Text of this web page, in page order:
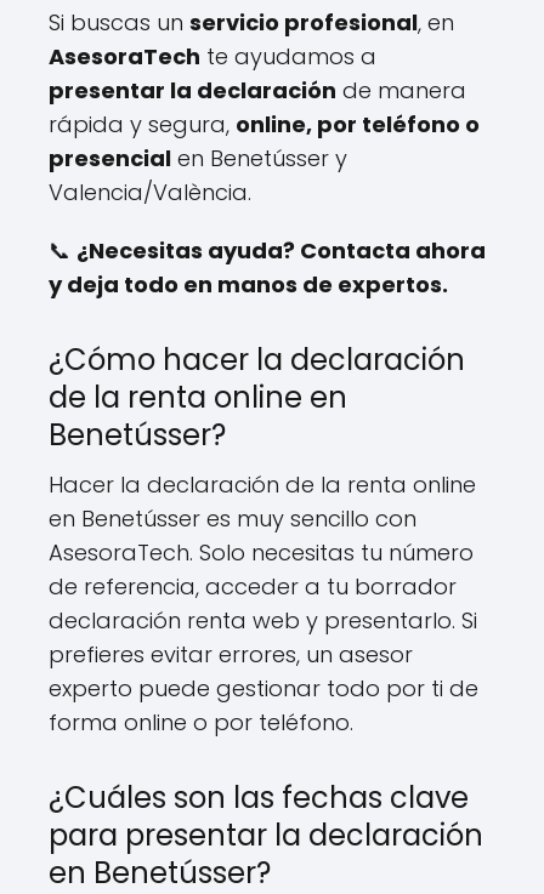
Si buscas un servicio profesional, en
AsesoraTech te ayudamos a
presentar la declaración de manera
rápida y segura, online, por teléfono o
presencial en Benetússer y
Valencia/València.
📞 ¿Necesitas ayuda? Contacta ahora
y deja todo en manos de expertos.
¿Cómo hacer la declaración
de la renta online en
Benetússer?
Hacer la declaración de la renta online
en Benetússer es muy sencillo con
AsesoraTech. Solo necesitas tu número
de referencia, acceder a tu borrador
declaración renta web y presentarlo. Si
prefieres evitar errores, un asesor
experto puede gestionar todo por ti de
forma online o por teléfono.
¿Cuáles son las fechas clave
para presentar la declaración
en Benetússer?